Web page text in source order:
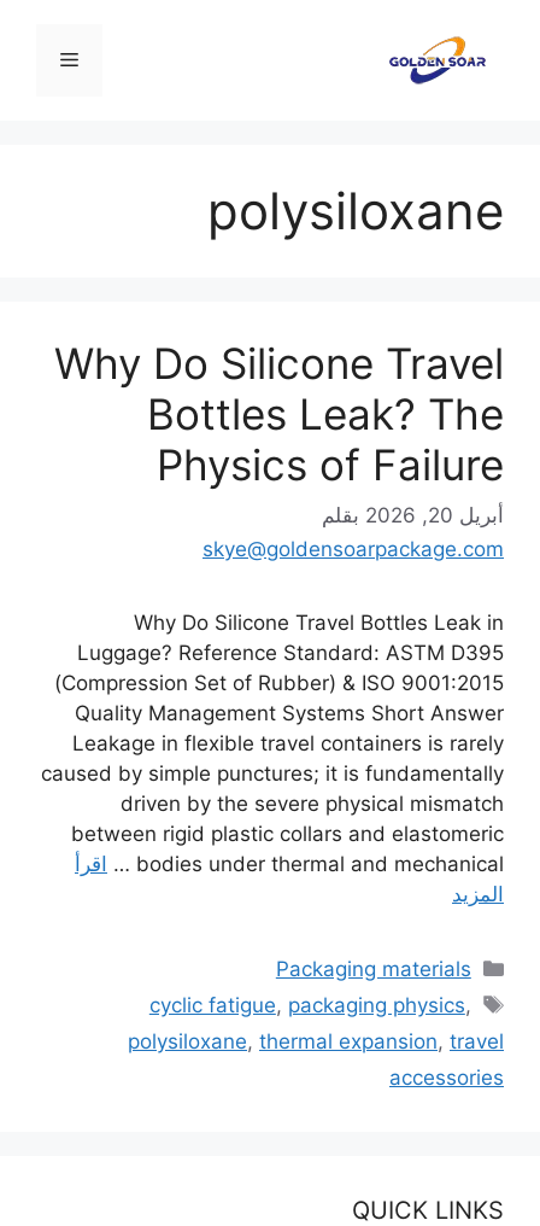
المحتوى
القائمة
polysiloxane
Why Do Silicone Travel
Bottles Leak? The
Physics of Failure
أبريل 20, 2026
بقلم
skye@goldensoarpackage.com
Why Do Silicone Travel Bottles Leak in
Luggage? Reference Standard: ASTM D395
(Compression Set of Rubber) & ISO 9001:2015
Quality Management Systems Short Answer
Leakage in flexible travel containers is rarely
caused by simple punctures; it is fundamentally
driven by the severe physical mismatch
between rigid plastic collars and elastomeric
bodies under thermal and mechanical …
اقرأ
المزيد
التصنيفات
Packaging materials
الوسوم
cyclic fatigue, packaging physics,
polysiloxane, thermal expansion, travel
accessories
QUICK LINKS